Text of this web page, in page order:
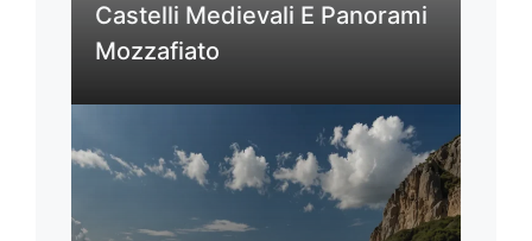
Castelli Medievali E Panorami
Mozzafiato